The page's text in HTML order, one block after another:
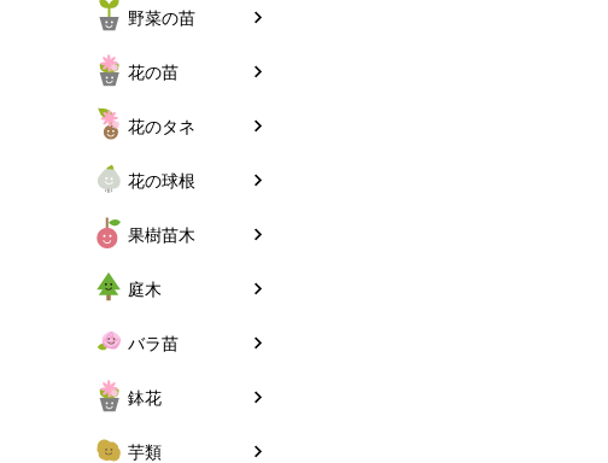
野菜の苗
花の苗
花のタネ
花の球根
果樹苗木
庭木
バラ苗
鉢花
芋類